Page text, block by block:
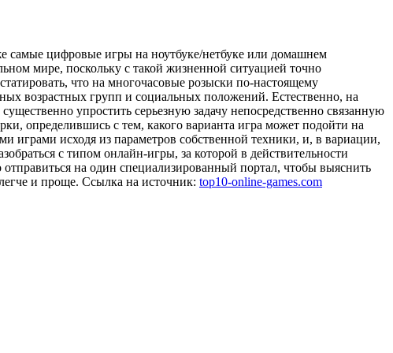
самые цифровые игры на ноутбуке/нетбуке или домашнем
мире, поскольку с такой жизненной ситуацией точно
что на многочасовые розыски по-настоящему
возрастных групп и социальных положений. Естественно, на
упростить серьезную задачу непосредственно связанную
определившись с тем, какого варианта игра может подойти на
играми исходя из параметров собственной техники, и, в вариации,
с типом онлайн-игры, за которой в действительности
на один специализированный портал, чтобы выяснить
и проще. Ссылка на источник: top10-online-games.com